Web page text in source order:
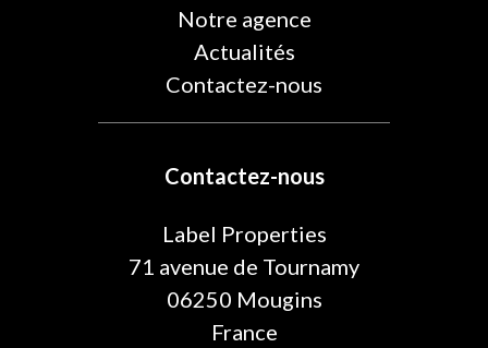
Notre agence
Actualités
Contactez-nous
Contactez-nous
Label Properties
71 avenue de Tournamy
06250 Mougins
France